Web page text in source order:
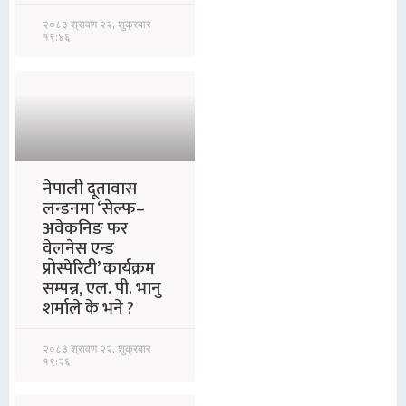
२०८३ श्रावण २२, शुक्रबार
१९:४६
नेपाली दूतावास
लन्डनमा ‘सेल्फ–
अवेकनिङ फर
वेलनेस एन्ड
प्रोस्पेरिटी’ कार्यक्रम
सम्पन्न, एल. पी. भानु
शर्माले के भने ?
२०८३ श्रावण २२, शुक्रबार
१९:२६